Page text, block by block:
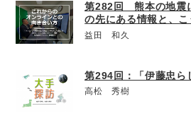
第282回 熊本の地震
の先にある情報と、
益田 和久
第294回：「伊藤忠ら
高松 秀樹